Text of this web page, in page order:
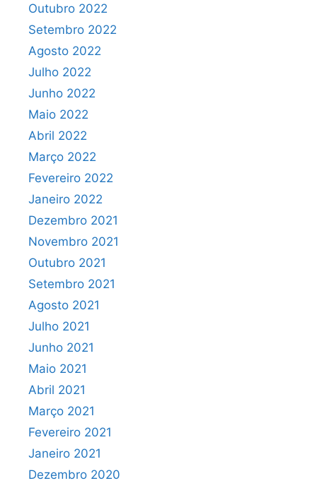
Outubro 2022
Setembro 2022
Agosto 2022
Julho 2022
Junho 2022
Maio 2022
Abril 2022
Março 2022
Fevereiro 2022
Janeiro 2022
Dezembro 2021
Novembro 2021
Outubro 2021
Setembro 2021
Agosto 2021
Julho 2021
Junho 2021
Maio 2021
Abril 2021
Março 2021
Fevereiro 2021
Janeiro 2021
Dezembro 2020